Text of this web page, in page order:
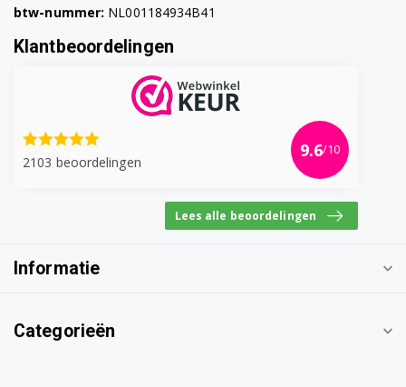
btw-nummer: NL001184934B41
Klantbeoordelingen
2103 beoordelingen
9.6/10
Lees alle beoordelingen
Informatie
Categorieën